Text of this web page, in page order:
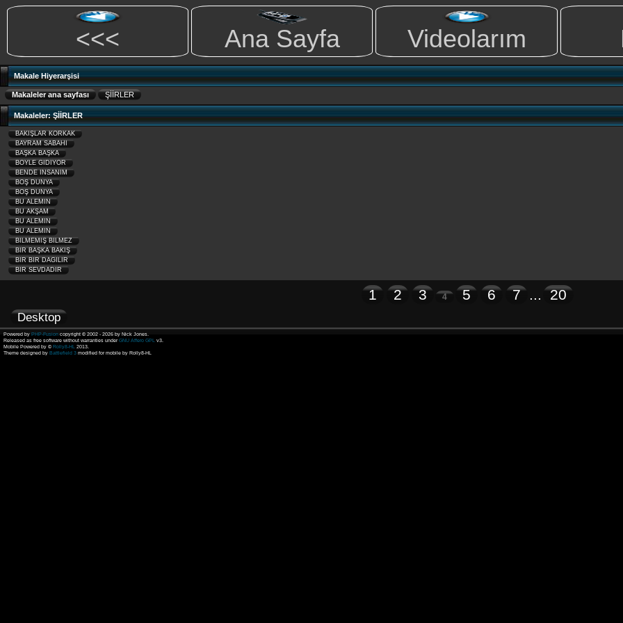
<<< Ana Sayfa Videolarım
Makale Hiyerarşisi
Makaleler ana sayfası ŞİİRLER
Makaleler: ŞİİRLER
BAKIŞLAR KORKAK
BAYRAM SABAHI
BAŞKA BAŞKA
BÖYLE GİDİYOR
BENDE İNSANIM
BOŞ DÜNYA
BOŞ DÜNYA
BU ALEMİN
BU AKŞAM
BU ALEMİN
BU ALEMİN
BİLMEMİŞ BİLMEZ
BİR BAŞKA BAKIŞ
BİR BİR DAĞILIR
BİR SEVDADIR
1 2 3 4 5 6 7 ... 20
Desktop
Powered by PHP-Fusion copyright © 2002 - 2026 by Nick Jones.
Released as free software without warranties underGNU Affero GPL v3.
Mobile Powered by © Rolly8-HL 2013.
Theme designed by Battlefield 3 modified for mobile by Rolly8-HL